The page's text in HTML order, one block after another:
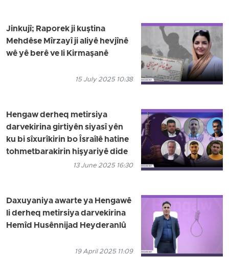
Jinkujî; Raporek ji kuştina
Mehdêse Mîrzayî ji aliyê hevjînê
wê yê berê ve li Kirmaşanê
15 July 2025 10:38
Hengaw derheq metirsiya
darvekirina girtiyên siyasî yên
ku bi sîxurîkirin bo Îsraîlê hatine
tohmetbarakirin hişyariyê dide
13 June 2025 16:30
Daxuyaniya awarte ya Hengawê
li derheq metirsiya darvekirina
Hemîd Husênnijad Heyderanlû
19 April 2025 11:09